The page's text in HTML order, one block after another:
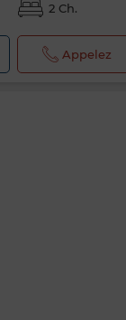
2 Ch.
Appelez